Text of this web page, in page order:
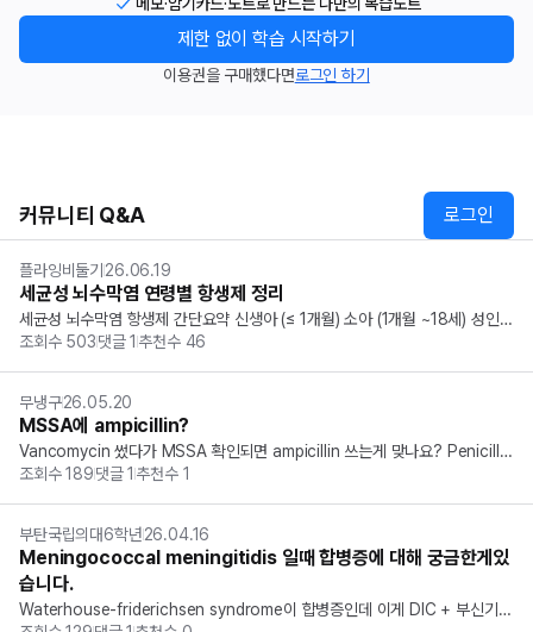
메모·암기카드·노트로 만드는 나만의 복습노트
제한 없이 학습 시작하기
이용권을 구매했다면로그인 하기
커뮤니티 Q&A 로그인
플라잉비둘기26.06.19
세균성 뇌수막염 연령별 항생제 정리
세균성 뇌수막염 항생제 간단요약 신생아 (≤ 1개월) 소아 (1개월 ~18세) 성인
(19세 ~ 50세) 고령 및 고위험군 (> 50세 or 면역저하) Ampicillin GBS, Li
steria Listeria Gentamicin Gram (-) V...
조회수 503댓글1추천수 46
무냉구26.05.20
MSSA에 ampicillin?
Vancomycin 썼다가 MSSA 확인되면 ampicillin 쓰는게 맞나요? Penicillin
ase 취약성 때문에 naf/oxacillin 사용으로 알고 있는데 관련한 지식 있는분
은 답변 부탁드립니다. 감사합니다.
조회수189댓글1추천수 1
부탄국립의대6학년26.04.16
Meningococcal meningitidis 일때 합병증에 대해 궁금한게있
습니다.
Waterhouse-friderichsen syndrome이 합병증인데 이게 DIC + 부신기능